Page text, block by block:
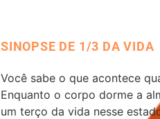
SINOPSE DE 1/3 DA VIDA
Você sabe o que acontece
Enquanto o corpo dorme a
um terço da vida nesse